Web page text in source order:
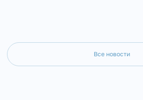
Все новости